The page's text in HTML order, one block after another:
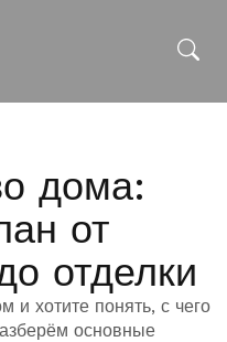
дома:
от
отделки
и хотите понять, с чего
основные